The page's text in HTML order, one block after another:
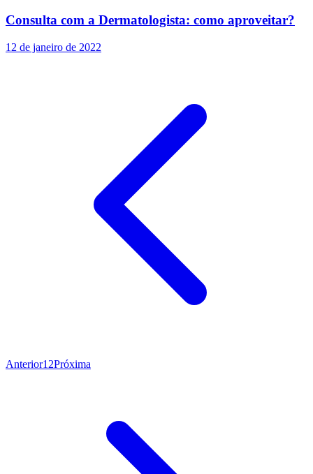
Consulta com a Dermatologista: como aproveitar?
12 de janeiro de 2022
Anterior1 2Próxima